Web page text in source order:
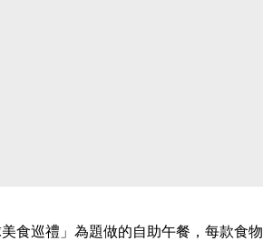
食巡禮」為題做的自助午餐，每款食物